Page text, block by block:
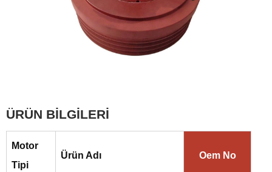
ÜRÜN BİLGİLERİ
Motor
Tipi
Ürün Adı Oem No